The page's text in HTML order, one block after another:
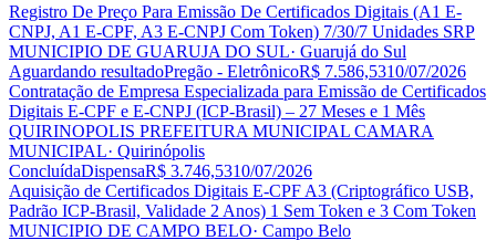
Registro De Preço Para Emissão De Certificados Digitais (A1 E-
CNPJ, A1 E-CPF, A3 E-CNPJ Com Token) 7/30/7 Unidades SRP
MUNICIPIO DE GUARUJA DO SUL· Guarujá do Sul
Aguardando resultadoPregão - EletrônicoR$ 7.586,5310/07/2026
Contratação de Empresa Especializada para Emissão de Certificados
Digitais E-CPF e E-CNPJ (ICP-Brasil) – 27 Meses e 1 Mês
QUIRINOPOLIS PREFEITURA MUNICIPAL CAMARA
MUNICIPAL· Quirinópolis
ConcluídaDispensaR$ 3.746,5310/07/2026
Aquisição de Certificados Digitais E-CPF A3 (Criptográfico USB,
Padrão ICP-Brasil, Validade 2 Anos) 1 Sem Token e 3 Com Token
MUNICIPIO DE CAMPO BELO· Campo Belo